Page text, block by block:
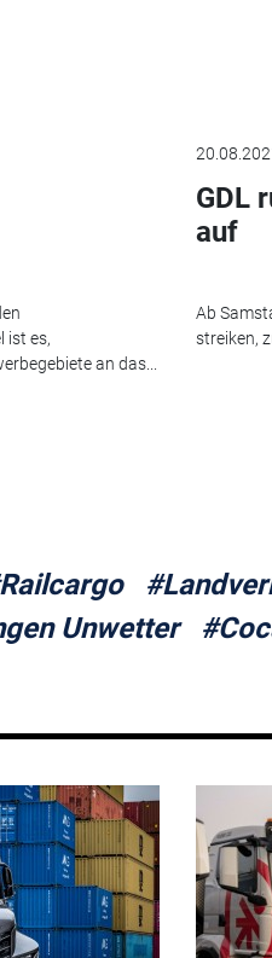
ist es,
an das...
GDL
auf
Ab
streiken,
Unwetter